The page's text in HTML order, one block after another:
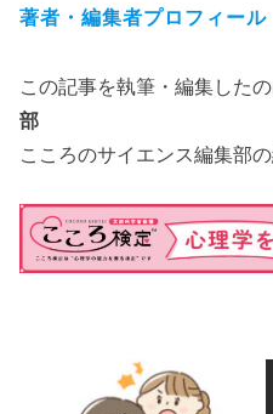
著者・編集者プロフィール
この記事を執筆・編集した
部
こころのサイエンス編集部